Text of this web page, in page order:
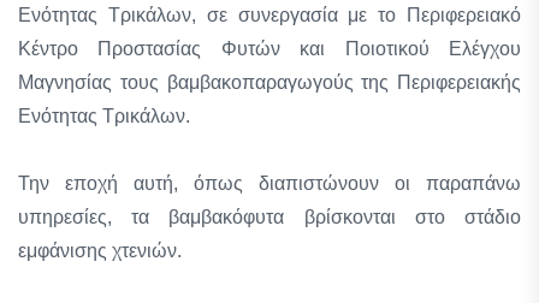
Ενότητας Τρικάλων, σε συνεργασία με το Περιφερειακό
Κέντρο Προστασίας Φυτών και Ποιοτικού Ελέγχου
Μαγνησίας τους βαμβακοπαραγωγούς της Περιφερειακής
Ενότητας Τρικάλων.
Την εποχή αυτή, όπως διαπιστώνουν οι παραπάνω
υπηρεσίες, τα βαμβακόφυτα βρίσκονται στο στάδιο
εμφάνισης χτενιών.